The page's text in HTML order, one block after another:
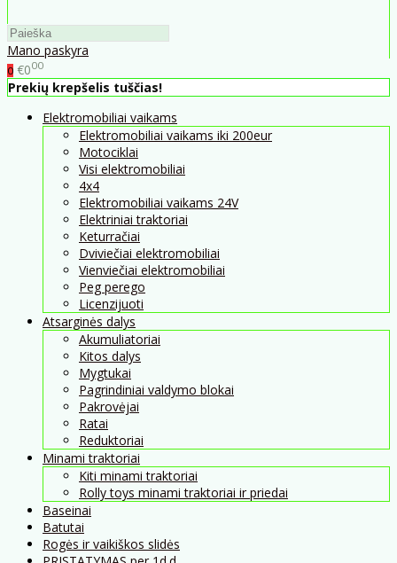
Mano paskyra
0 €000
Prekių krepšelis tuščias!
Elektromobiliai vaikams
Elektromobiliai vaikams iki 200eur
Motociklai
Visi elektromobiliai
4x4
Elektromobiliai vaikams 24V
Elektriniai traktoriai
Keturračiai
Dviviečiai elektromobiliai
Vienviečiai elektromobiliai
Peg perego
Licenzijuoti
Atsarginės dalys
Akumuliatoriai
Kitos dalys
Mygtukai
Pagrindiniai valdymo blokai
Pakrovėjai
Ratai
Reduktoriai
Minami traktoriai
Kiti minami traktoriai
Rolly toys minami traktoriai ir priedai
Baseinai
Batutai
Rogės ir vaikiškos slidės